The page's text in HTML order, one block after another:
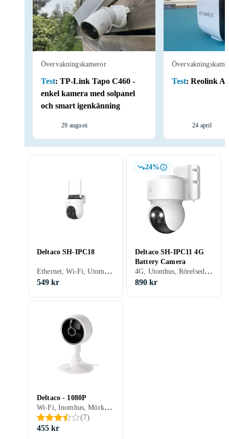
Övervakningskameror
Test: TP-Link Tapo C460 -
enkel kamera med solpanel
och smart igenkänning
29 augusti
Test: Reolink
24 april
Deltaco SH-IPC18
Ethernet, Wi-Fi, Utomhus, Inomhus, Rörelsedetektor, Mörkerseende (IR LED), Inbyggd mikrofon, Allvädersskydd (damm/fukttålig)
549 kr
24%
Deltaco SH-IPC11 4G
Battery Camera
4G, Utomhus, Rörelsedetektor, Mörkerseende (IR LED), Inbyggd mikrofon, Allvädersskydd (damm/fukttålig), SIM-kortsplats, Batteri
890 kr
Deltaco - 1080P
Wi-Fi, Inomhus, Mörkerseende (IR LED), Appstyrning
(7)
455 kr